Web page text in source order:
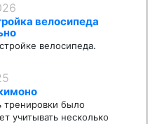
велосипеда
велосипеда.
тренировки было
учитывать несколько